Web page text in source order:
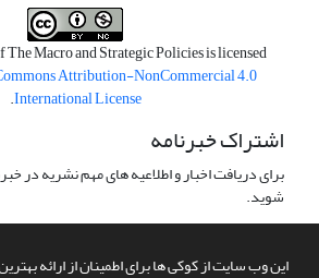
این وب سایت از کوکی ها برای اطمینان از ارائه
Macro and Strategic Policies is licensed
Attribution-NonCommercial 4.0
International License
.
اشتراک خبرنامه
برای دریافت اخبار و اطلاعیه های مهم نشریه در
شوید.